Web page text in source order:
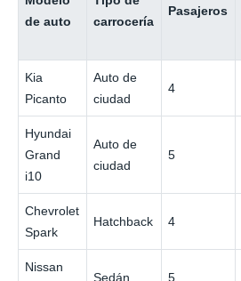
de auto
carrocería
Pasajeros
Kia
Picanto
Auto de
ciudad
4
Hyundai
Grand
i10
Auto de
ciudad
5
Chevrolet
Spark
Hatchback 4
Nissan
Sedán 5